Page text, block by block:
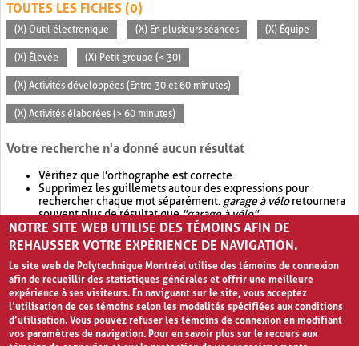
TOUTES LES FICHES (0)
(X) Outil électronique (X) En plusieurs séances (X) Équipe
(X) Élevée (X) Petit groupe (< 30)
(X) Activités développées (Entre 30 et 60 minutes)
(X) Activités élaborées (> 60 minutes)
Votre recherche n'a donné aucun résultat
Vérifiez que l'orthographe est correcte.
Supprimez les guillemets autour des expressions pour
rechercher chaque mot séparément. garage à véloretournera
souvent plus de résultat que"garage à vélo".
Envisagez d'élargir votre recherche avec OR.garage OR vélo
retournera souvent plus de résultat quegarage à vélo
NOTRE SITE WEB UTILISE DES TÉMOINS AFIN DE
REHAUSSER VOTRE EXPÉRIENCE DE NAVIGATION.
Le site web de Polytechnique Montréal utilise des témoins de connexion
afin de recueillir des statistiques générales et offrir une meilleure
expérience à ses visiteurs. En naviguant sur le site, vous acceptez
l’utilisation de ces témoins selon les modalités spécifiées aux conditions
d’utilisation. Vous pouvez refuser les témoins de connexion en modifiant
vos paramètres de navigation. Pour en savoir plus sur le recours aux